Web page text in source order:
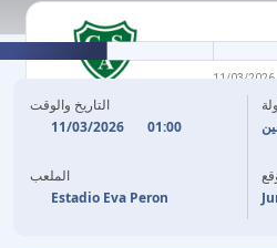
سارمينتو خونين
11/03/2026
التاريخ والوقت
11/03/2026
01:00
الملعب
Estadio Eva Peron